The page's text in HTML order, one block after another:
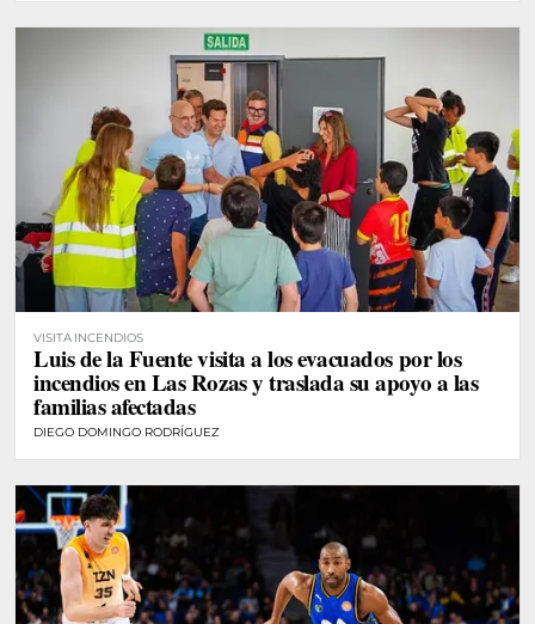
VISITA INCENDIOS
Luis de la Fuente visita a los evacuados por los
incendios en Las Rozas y traslada su apoyo a las
familias afectadas
DIEGO DOMINGO RODRÍGUEZ